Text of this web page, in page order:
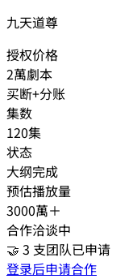
九天道尊
授权价格
2萬劇本
买断+分账
集数
120集
状态
大纲完成
预估播放量
3000萬＋
合作洽谈中
🤝 3 支团队已申请
登录后申请合作